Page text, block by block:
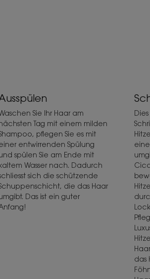
Sie Ihr Haar am
Tag mit einem milden
pflegen Sie es mit
entwirrenden Spülung
spülen Sie am Ende mit
Wasser nach. Dadurch
sich die schützende
die das Haar
Das ist ein guter
das